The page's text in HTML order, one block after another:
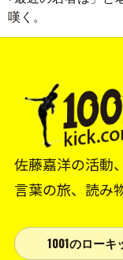
嘆く。
佐藤嘉洋の活動
言葉の旅、読み
1001のローキ